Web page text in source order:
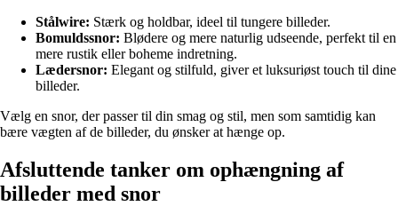
Stålwire: Stærk og holdbar, ideel til tungere billeder.
Bomuldssnor: Blødere og mere naturlig udseende, perfekt til en
mere rustik eller boheme indretning.
Lædersnor: Elegant og stilfuld, giver et luksuriøst touch til dine
billeder.
Vælg en snor, der passer til din smag og stil, men som samtidig kan
bære vægten af de billeder, du ønsker at hænge op.
Afsluttende tanker om ophængning af
billeder med snor